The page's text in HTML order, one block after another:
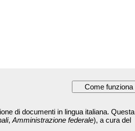
di documenti in lingua italiana. Questa
, Amministrazione federale), a cura del